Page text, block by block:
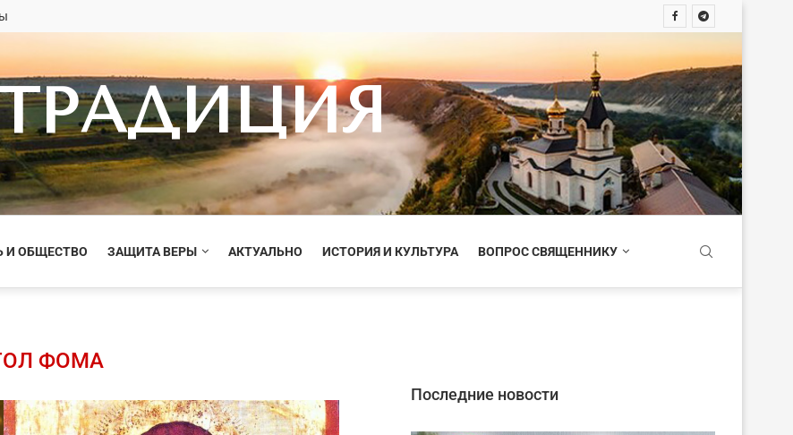
И ОБЩЕСТВО ЗАЩИТА ВЕРЫ АКТУАЛЬНО ИСТОРИЯ И КУЛЬТУРА ВОПРОС СВЯЩЕННИКУ
ФОМА
Последние новости